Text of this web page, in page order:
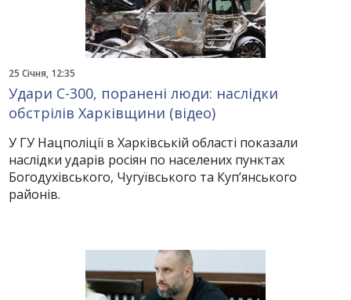
25 Січня, 12:35
Удари С-300, поранені люди: наслідки
обстрілів Харківщини (відео)
У ГУ Нацполіції в Харківській області показали
наслідки ударів росіян по населених пунктах
Богодухівського, Чугуївського та Куп’янського
районів.